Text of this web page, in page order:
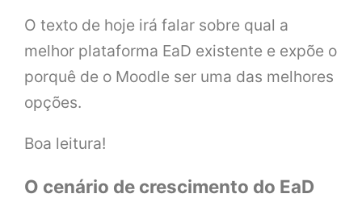
O texto de hoje irá falar sobre qual a
melhor plataforma EaD existente e expõe o
porquê de o Moodle ser uma das melhores
opções.
Boa leitura!
O cenário de crescimento do EaD